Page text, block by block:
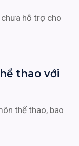
hỗ trợ cho
thao với
thể thao, bao